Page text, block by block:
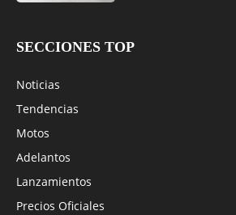
SECCIONES TOP
Noticias
Tendencias
Motos
Adelantos
Lanzamientos
Precios Oficiales